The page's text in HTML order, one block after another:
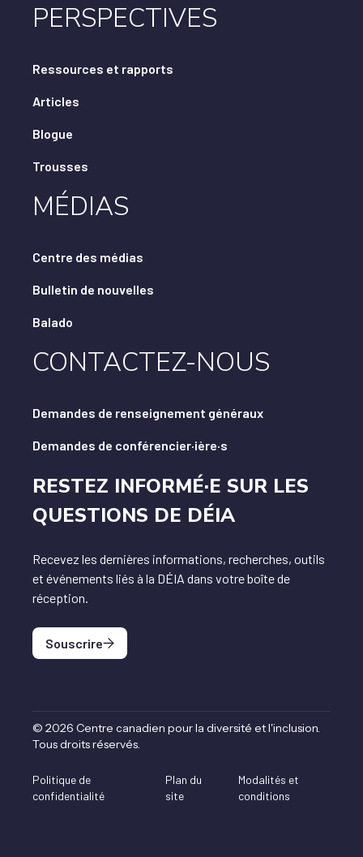
PERSPECTIVES
Ressources et rapports
Articles
Blogue
Trousses
MÉDIAS
Centre des médias
Bulletin de nouvelles
Balado
CONTACTEZ-NOUS
Demandes de renseignement généraux
Demandes de conférencier·ière·s
RESTEZ INFORMÉ·E SUR LES
QUESTIONS DE DÉIA
Recevez les dernières informations, recherches, outils
et événements liés à la DÉIA dans votre boîte de
réception.
Souscrire
Politique de
confidentialité
Plan du
site
Modalités et
conditions
© 2026 Centre canadien pour la diversité et l'inclusion.
Tous droits réservés.